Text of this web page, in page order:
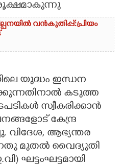
വൻകുതിപ്പ്: ​പ്രി​യം
യുദ്ധം ഇന്ധന
കടുത്ത
സ്വീകരിക്കാൻ
കേന്ദ്ര
വിദേശ, ആഭ്യന്തര
മുതൽ വൈദ്യുതി
ഘട്ടംഘട്ടമായി